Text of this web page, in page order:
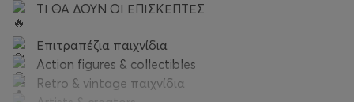
ΤΙ ΘΑ ΔΟΥΝ ΟΙ ΕΠΙΣΚΕΠΤΕΣ
Επιτραπέζια παιχνίδια
Action figures & collectibles
Retro & vintage παιχνίδια